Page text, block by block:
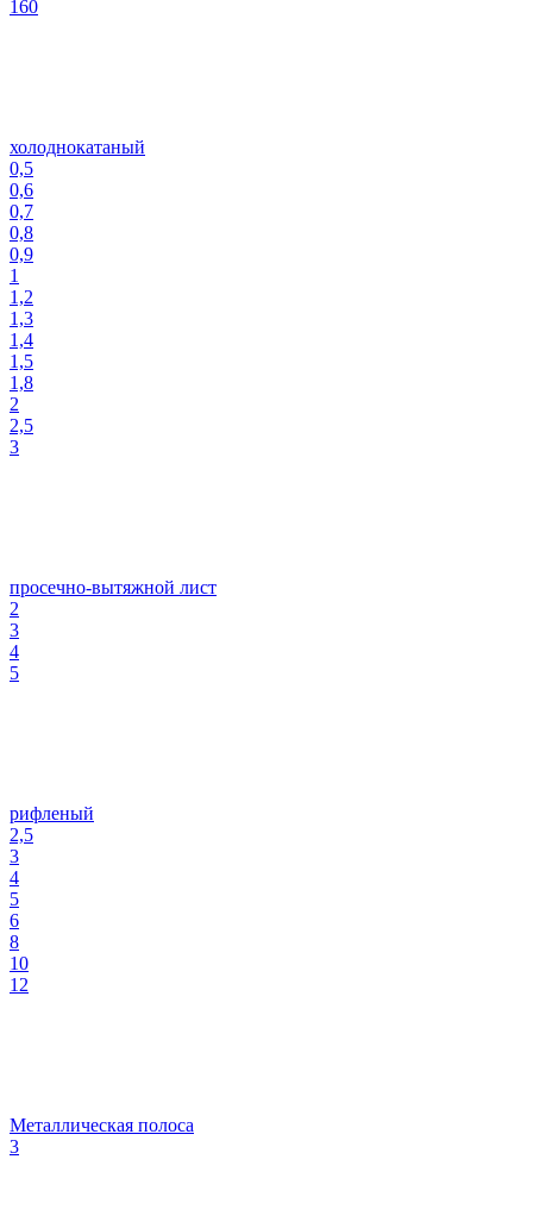
160
холоднокатаный
0,5
0,6
0,7
0,8
0,9
1
1,2
1,3
1,4
1,5
1,8
2
2,5
3
просечно-вытяжной лист
2
3
4
5
рифленый
2,5
3
4
5
6
8
10
12
Металлическая полоса
3